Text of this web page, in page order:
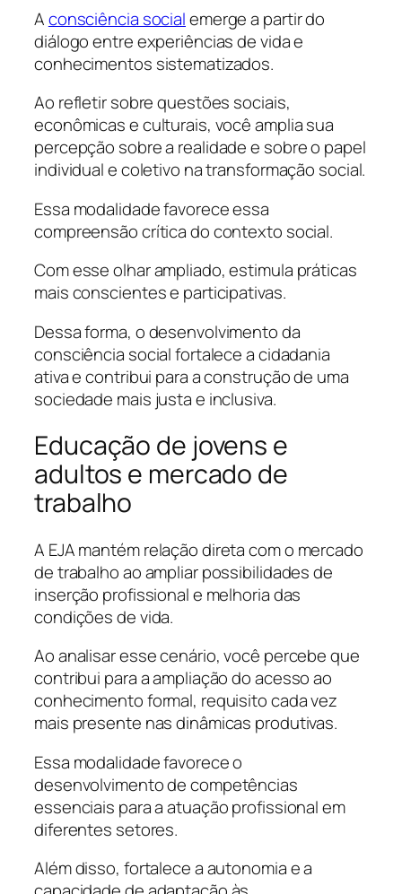
Aconsciência socialemerge a partir do
diálogo entre experiências de vida e
conhecimentos sistematizados.
Ao refletir sobre questões sociais,
econômicas e culturais, você amplia sua
percepção sobre a realidade e sobre o papel
individual e coletivo na transformação social.
Essa modalidade favorece essa
compreensão crítica do contexto social.
Com esse olhar ampliado, estimula práticas
mais conscientes e participativas.
Dessa forma, o desenvolvimento da
consciência social fortalece a cidadania
ativa e contribui para a construção de uma
sociedade mais justa e inclusiva.
Educação de jovens e
adultos e mercado de
trabalho
A EJA mantém relação direta com o mercado
de trabalho ao ampliar possibilidades de
inserção profissional e melhoria das
condições de vida.
Ao analisar esse cenário, você percebe que
contribui para a ampliação do acesso ao
conhecimento formal, requisito cada vez
mais presente nas dinâmicas produtivas.
Essa modalidade favorece o
desenvolvimento de competências
essenciais para a atuação profissional em
diferentes setores.
Além disso, fortalece a autonomia e a